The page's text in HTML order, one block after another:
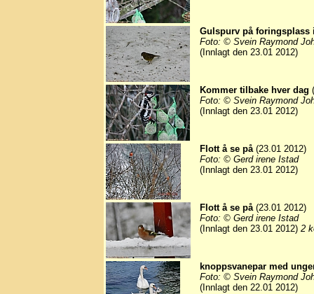
Gulspurv på foringsplass
Foto: © Svein Raymond
(Innlagt den 23.01 2012)
Kommer tilbake hver dag
Foto: © Svein Raymond
(Innlagt den 23.01 2012)
Flott å se på(23.01 2012)
Foto: © Gerd irene Istad
(Innlagt den 23.01 2012)
Flott å se på(23.01 2012)
Foto: © Gerd irene Istad
(Innlagt den 23.01 2012) 2
knoppsvanepar med
Foto: © Svein Raymond
(Innlagt den 22.01 2012)